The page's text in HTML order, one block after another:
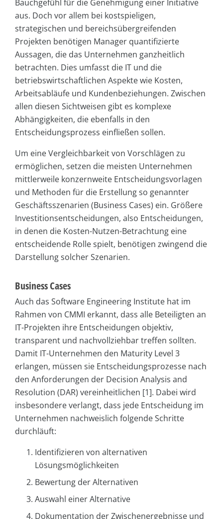
Bauchgefühl für die Genehmigung einer Initiative
aus. Doch vor allem bei kostspieligen,
strategischen und bereichsübergreifenden
Projekten benötigen Manager quantifizierte
Aussagen, die das Unternehmen ganzheitlich
betrachten. Dies umfasst die IT und die
betriebswirtschaftlichen Aspekte wie Kosten,
Arbeitsabläufe und Kundenbeziehungen. Zwischen
allen diesen Sichtweisen gibt es komplexe
Abhängigkeiten, die ebenfalls in den
Entscheidungsprozess einfließen sollen.
Um eine Vergleichbarkeit von Vorschlägen zu
ermöglichen, setzen die meisten Unternehmen
mittlerweile konzernweite Entscheidungsvorlagen
und Methoden für die Erstellung so genannter
Geschäftsszenarien (Business Cases) ein. Größere
Investitionsentscheidungen, also Entscheidungen,
in denen die Kosten-Nutzen-Betrachtung eine
entscheidende Rolle spielt, benötigen zwingend die
Darstellung solcher Szenarien.
Business Cases
Auch das Software Engineering Institute hat im
Rahmen von CMMI erkannt, dass alle Beteiligten an
IT-Projekten ihre Entscheidungen objektiv,
transparent und nachvollziehbar treffen sollten.
Damit IT-Unternehmen den Maturity Level 3
erlangen, müssen sie Entscheidungsprozesse nach
den Anforderungen der Decision Analysis and
Resolution (DAR) vereinheitlichen [1]. Dabei wird
insbesondere verlangt, dass jede Entscheidung im
Unternehmen nachweislich folgende Schritte
durchläuft:
Identifizieren von alternativen
Lösungsmöglichkeiten
Bewertung der Alternativen
Auswahl einer Alternative
Dokumentation der Zwischenergebnisse und